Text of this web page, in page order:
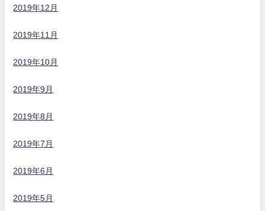
2019年12月
2019年11月
2019年10月
2019年9月
2019年8月
2019年7月
2019年6月
2019年5月